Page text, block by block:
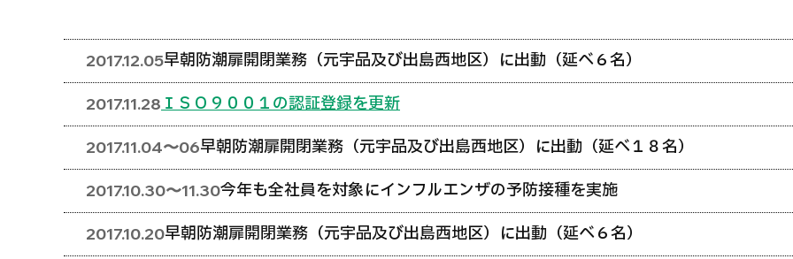
2017.12.05早朝防潮扉開閉業務（元宇品及び出島西地区）に出動（延べ６名）
2017.11.28ＩＳＯ９００１の認証登録を更新
2017.11.04〜06早朝防潮扉開閉業務（元宇品及び出島西地区）に出動（延べ１８名）
2017.10.30〜11.30今年も全社員を対象にインフルエンザの予防接種を実施
2017.10.20早朝防潮扉開閉業務（元宇品及び出島西地区）に出動（延べ６名）